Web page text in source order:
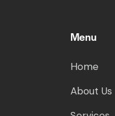
Menu
Home
About Us